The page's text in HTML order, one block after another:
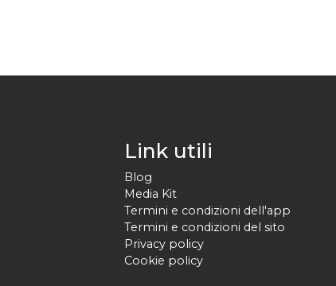
Link utili
Blog
Media Kit
Termini e condizioni dell'app
Termini e condizioni del sito
Privacy policy
Cookie policy